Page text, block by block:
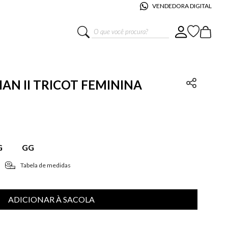
VENDEDORA DIGITAL
O que você procura?
II TRICOT FEMININA
GG
Tabela de medidas
ADICIONAR À SACOLA